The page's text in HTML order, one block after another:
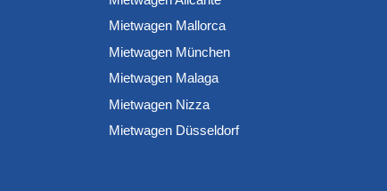
Mietwagen Mallorca
Mietwagen München
Mietwagen Malaga
Mietwagen Nizza
Mietwagen Düsseldorf